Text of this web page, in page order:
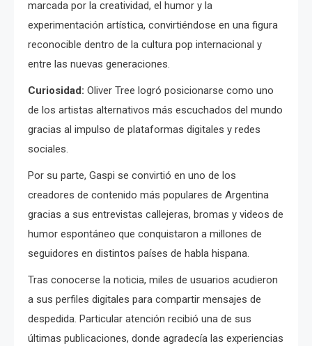
marcada por la creatividad, el humor y la
experimentación artística, convirtiéndose en una figura
reconocible dentro de la cultura pop internacional y
entre las nuevas generaciones.
Curiosidad: Oliver Tree logró posicionarse como uno
de los artistas alternativos más escuchados del mundo
gracias al impulso de plataformas digitales y redes
sociales.
Por su parte, Gaspi se convirtió en uno de los
creadores de contenido más populares de Argentina
gracias a sus entrevistas callejeras, bromas y videos de
humor espontáneo que conquistaron a millones de
seguidores en distintos países de habla hispana.
Tras conocerse la noticia, miles de usuarios acudieron
a sus perfiles digitales para compartir mensajes de
despedida. Particular atención recibió una de sus
últimas publicaciones, donde agradecía las experiencias